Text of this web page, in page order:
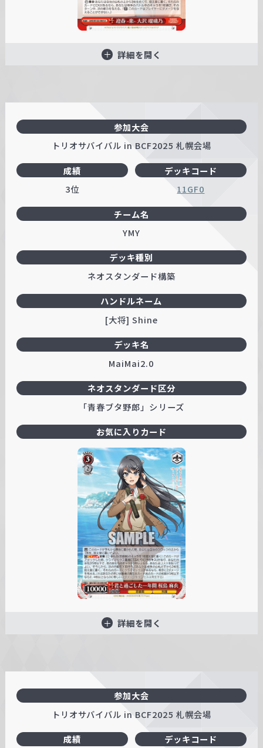
詳細を開く
参加大会
トリオサバイバル in BCF2025 札幌会場
成績
3位
ハンドルネーム
[大将] Shine
デッキコード
11GF0
チーム名
YMY
デッキ名
MaiMai2.0
デッキ種別
ネオスタンダード構築
ネオスタンダード区分
「青春ブタ野郎」シリーズ
お気に入りカード
詳細を開く
参加大会
トリオサバイバル in BCF2025 札幌会場
成績 デッキコード